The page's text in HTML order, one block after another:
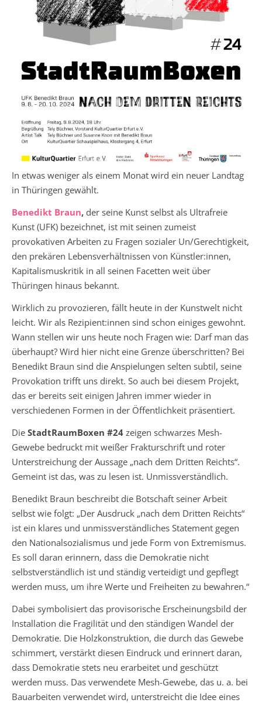
In etwas weniger als einem Monat wird ein neuer Landtag
in Thüringen gewählt.
Benedikt Braun, der seine Kunst selbst als Ultrafreie
Kunst (UFK) bezeichnet, ist mit seinen zumeist
provokativen Arbeiten zu Fragen sozialer Un/Gerechtigkeit,
den prekären Lebensverhältnissen von Künstler:innen,
Kapitalismuskritik in all seinen Facetten weit über
Thüringen hinaus bekannt.
Wirklich zu provozieren, fällt heute in der Kunstwelt nicht
leicht. Wir als Rezipient:innen sind schon einiges gewohnt.
Wann stellen wir uns heute noch Fragen wie: Darf man das
überhaupt? Wird hier nicht eine Grenze überschritten? Bei
Benedikt Braun sind die Anspielungen selten subtil, seine
Provokation trifft uns direkt. So auch bei diesem Projekt,
das er bereits seit einigen Jahren immer wieder in
verschiedenen Formen in der Öffentlichkeit präsentiert.
Die StadtRaumBoxen #24 zeigen schwarzes Mesh-
Gewebe bedruckt mit weißer Frakturschrift und roter
Unterstreichung der Aussage „nach dem Dritten Reichts“.
Gemeint ist das, was zu lesen ist. Unmissverständlich.
Benedikt Braun beschreibt die Botschaft seiner Arbeit
selbst wie folgt: „Der Ausdruck „nach dem Dritten Reichts“
ist ein klares und unmissverständliches Statement gegen
den Nationalsozialismus und jede Form von Extremismus.
Es soll daran erinnern, dass die Demokratie nicht
selbstverständlich ist und ständig verteidigt und gepflegt
werden muss, um ihre Werte und Freiheiten zu bewahren.“
Dabei symbolisiert das provisorische Erscheinungsbild der
Installation die Fragilität und den ständigen Wandel der
Demokratie. Die Holzkonstruktion, die durch das Gewebe
schimmert, verstärkt diesen Eindruck und erinnert daran,
dass Demokratie stets neu erarbeitet und geschützt
werden muss. Das verwendete Mesh-Gewebe, das u. a. bei
Bauarbeiten verwendet wird, unterstreicht die Idee eines